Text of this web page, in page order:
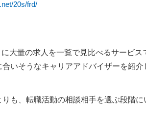
20s/frd/
大量の求人を一覧で見比べるサービス
いそうなキャリアアドバイザーを紹介
も、転職活動の相談相手を選ぶ段階